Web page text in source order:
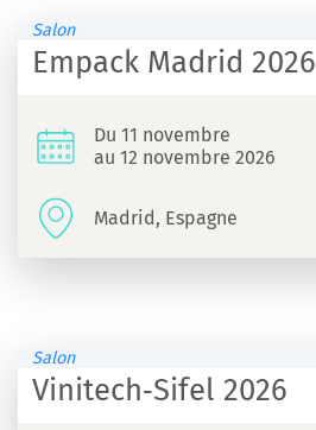
Salon
Empack Madrid 2026
Du 11 novembre
au 12 novembre 2026
Madrid, Espagne
Salon
Vinitech‑Sifel 2026